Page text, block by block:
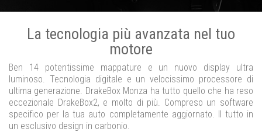
La tecnologia più avanzata nel tuo
motore
Ben 14 potentissime mappature e un nuovo display ultra
luminoso. Tecnologia digitale e un velocissimo processore di
ultima generazione. DrakeBox Monza ha tutto quello che ha reso
eccezionale DrakeBox2, e molto di più. Compreso un software
specifico per la tua auto completamente aggiornato. Il tutto in
un esclusivo design in carbonio.